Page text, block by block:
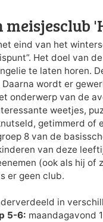
meisjesclub
eind van het
Het doel van
te laten horen.
wordt er
onderwerp van de
weetjes,
getimmerd of
8 van de
van deze
(ook als hij
er geen club.
in
5-6: maandagavond